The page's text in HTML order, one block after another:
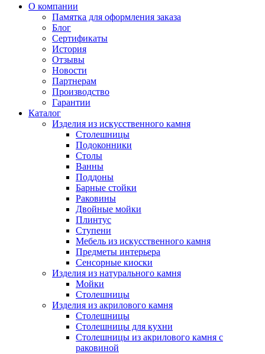
О компании
Памятка для оформления заказа
Блог
Сертификаты
История
Отзывы
Новости
Партнерам
Производство
Гарантии
Каталог
Изделия из искусственного камня
Столешницы
Подоконники
Столы
Ванны
Поддоны
Барные стойки
Раковины
Двойные мойки
Плинтус
Ступени
Мебель из искусственного камня
Предметы интерьера
Сенсорные киоски
Изделия из натурального камня
Мойки
Столешницы
Изделия из акрилового камня
Столешницы
Столешницы для кухни
Столешницы из акрилового камня с
раковиной